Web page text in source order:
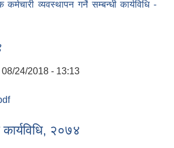
कर्मचारी व्यवस्थापन गर्ने सम्बन्धी कार्यविधि -
- २०७४
08/24/2018 - 13:13
२०७४